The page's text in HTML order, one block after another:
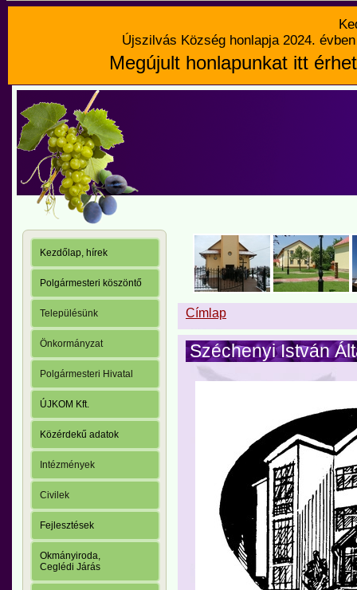
Újszilvás Község honlapja 2024.
Megújult honlapunkat itt
Kezdőlap, hírek
Polgármesteri köszöntő
Településünk
Önkormányzat
Polgármesteri Hivatal
ÚJKOM Kft.
Közérdekű adatok
Intézmények
Civilek
Fejlesztések
Okmányiroda,
Ceglédi Járás
Címlap
Széchenyi István